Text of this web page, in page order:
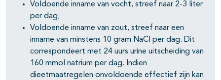
Voldoende inname van vocht, streef naar 2-3 liter
per dag;
Voldoende inname van zout, streef naar een
inname van minstens 10 gram NaCl per dag. Dit
correspondeert met 24 uurs urine uitscheiding van
160 mmol natrium per dag. Indien
dieetmaatregelen onvoldoende effectief zijn kan